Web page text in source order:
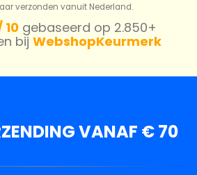
verzonden vanuit Nederland.
10gebaseerd op 2.850+
bij WebshopKeurmerk
VANAF € 70